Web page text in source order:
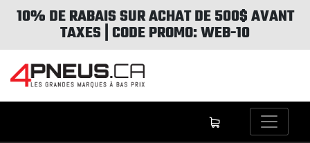
10% DE RABAIS SUR ACHAT DE 500$ AVANT
TAXES | CODE PROMO: WEB-10